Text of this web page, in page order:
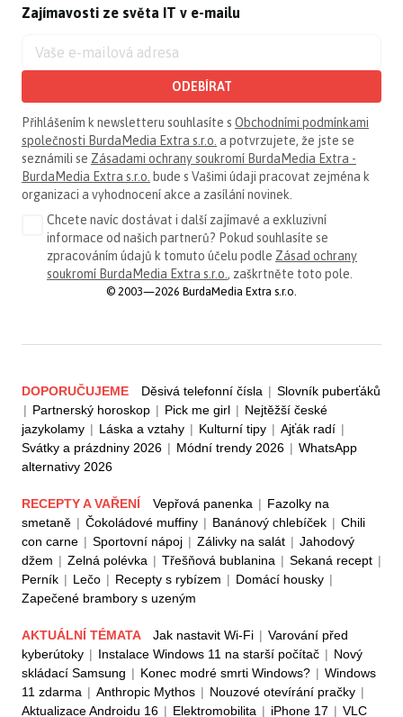
Zajímavosti ze světa IT v e-mailu
ODEBÍRAT
Přihlášením k newsletteru souhlasíte s Obchodními podmínkami
společnosti BurdaMedia Extra s.r.o. a potvrzujete, že jste se
seznámili se Zásadami ochrany soukromí BurdaMedia Extra -
BurdaMedia Extra s.r.o. bude s Vašimi údaji pracovat zejména k
organizaci a vyhodnocení akce a zasílání novinek.
Chcete navíc dostávat i další zajímavé a exkluzivní
informace od našich partnerů? Pokud souhlasíte se
zpracováním údajů k tomuto účelu podle Zásad ochrany
soukromí BurdaMedia Extra s.r.o. , zaškrtněte toto pole.
© 2003—2026 BurdaMedia Extra s.r.o.
DOPORUČUJEME Děsivá telefonní čísla | Slovník puberťáků
| Partnerský horoskop | Pick me girl | Nejtěžší české
jazykolamy | Láska a vztahy | Kulturní tipy | Ajťák radí |
Svátky a prázdniny 2026 | Módní trendy 2026 | WhatsApp
alternativy 2026
RECEPTY A VAŘENÍ Vepřová panenka | Fazolky na
smetaně | Čokoládové muffiny | Banánový chlebíček | Chili
con carne | Sportovní nápoj | Zálivky na salát | Jahodový
džem | Zelná polévka | Třešňová bublanina | Sekaná recept |
Perník | Lečo | Recepty s rybízem | Domácí housky |
Zapečené brambory s uzeným
AKTUÁLNÍ TÉMATA Jak nastavit Wi-Fi | Varování před
kyberútoky | Instalace Windows 11 na starší počítač | Nový
skládací Samsung | Konec modré smrti Windows? | Windows
11 zdarma | Anthropic Mythos | Nouzové otevírání pračky |
Aktualizace Androidu 16 | Elektromobilita | iPhone 17 | VLC